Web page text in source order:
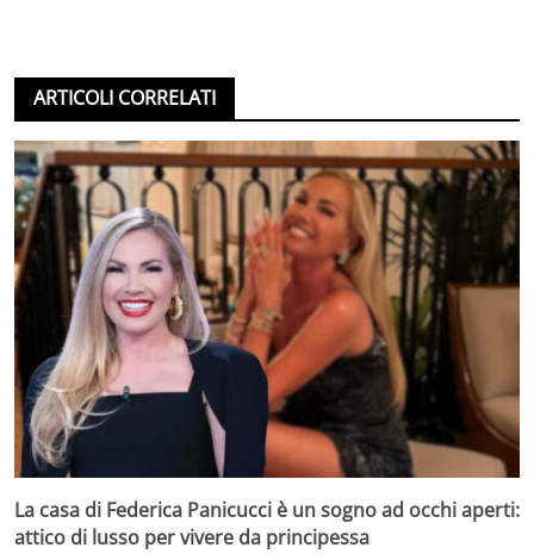
ARTICOLI CORRELATI
La casa di Federica Panicucci è un sogno ad occhi aperti:
attico di lusso per vivere da principessa